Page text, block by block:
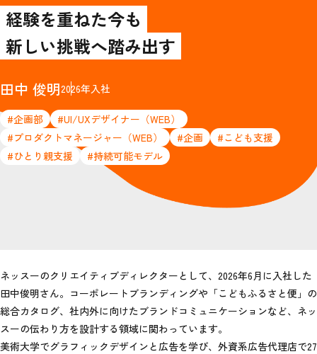
経験を重ねた今も
新しい挑戦へ踏み出す
田中 俊明2026年入社
#企画部
#UI/UXデザイナー（WEB）
#プロダクトマネージャー（WEB）
#企画
#こども支援
#ひとり親支援
#持続可能モデル
ネッスーのクリエイティブディレクターとして、2026年6月に入社した
田中俊明さん。コーポレートブランディングや「こどもふるさと便」の
総合カタログ、社内外に向けたブランドコミュニケーションなど、ネッ
スーの伝わり方を設計する領域に関わっています。
美術大学でグラフィックデザインと広告を学び、外資系広告代理店で27